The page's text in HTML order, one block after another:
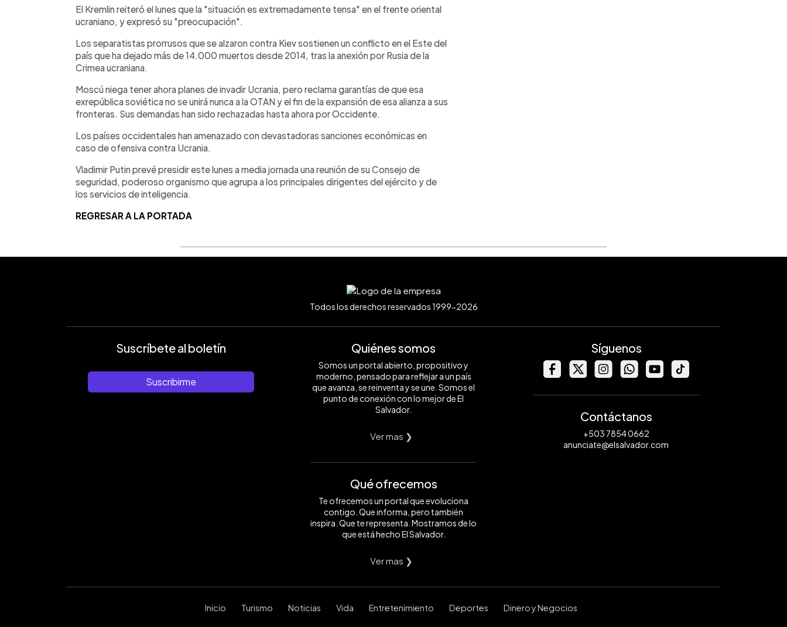
El Kremlin reiteró el lunes que la "situación es extremadamente tensa" en el frente oriental
ucraniano, y expresó su "preocupación".
Los separatistas prorrusos que se alzaron contra Kiev sostienen un conflicto en el Este del
país que ha dejado más de 14.000 muertos desde 2014, tras la anexión por Rusia de la
Crimea ucraniana.
Moscú niega tener ahora planes de invadir Ucrania, pero reclama garantías de que esa
exrepública soviética no se unirá nunca a la OTAN y el fin de la expansión de esa alianza a sus
fronteras. Sus demandas han sido rechazadas hasta ahora por Occidente.
Los países occidentales han amenazado con devastadoras sanciones económicas en
caso de ofensiva contra Ucrania.
Vladimir Putin prevé presidir este lunes a media jornada una reunión de su Consejo de
seguridad, poderoso organismo que agrupa a los principales dirigentes del ejército y de
los servicios de inteligencia.
REGRESAR A LA PORTADA
Todos los derechos reservados 1999-2026
Suscríbete al boletín
Suscribirme
Quiénes somos
Somos un portal abierto, propositivo y
moderno, pensado para reflejar a un país
que avanza, se reinventa y se une. Somos el
punto de conexión con lo mejor de El
Salvador.
Ver mas ❯
Qué ofrecemos
Te ofrecemos un portal que evoluciona
contigo. Que informa, pero también
inspira. Que te representa. Mostramos de lo
que está hecho El Salvador.
Ver mas ❯
Síguenos
Contáctanos
+503 7854 0662
anunciate@elsalvador.com
Inicio Turismo Noticias Vida Entretenimiento Deportes Dinero y Negocios